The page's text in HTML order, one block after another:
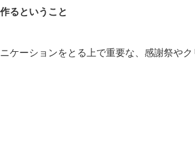
るということ
ケーションをとる上で重要な、感謝祭や